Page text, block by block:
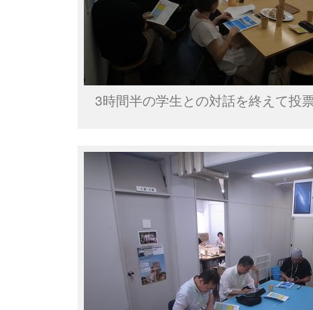
3時間半の学生との対話を終えて投